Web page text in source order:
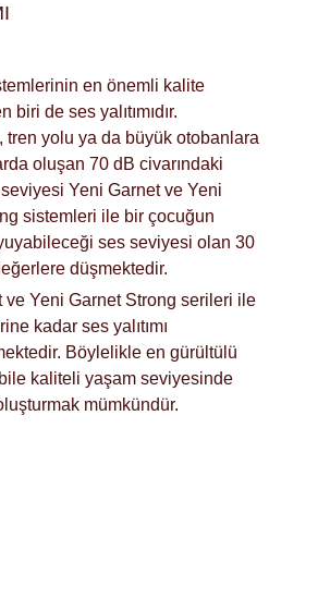
en önemli kalite
biri de ses yalıtımıdır.
tren yolu ya da büyük otobanlara
oluşan 70 dB civarındaki
Yeni Garnet ve Yeni
sistemleri ile bir çocuğun
ses seviyesi olan 30
düşmektedir.
ve Yeni Garnet Strong serileri ile
kadar ses yalıtımı
Böylelikle en gürültülü
kaliteli yaşam seviyesinde
mümkündür.